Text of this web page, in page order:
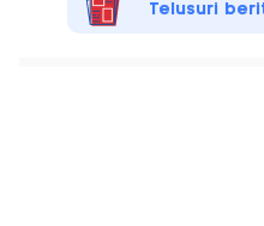
Telusuri